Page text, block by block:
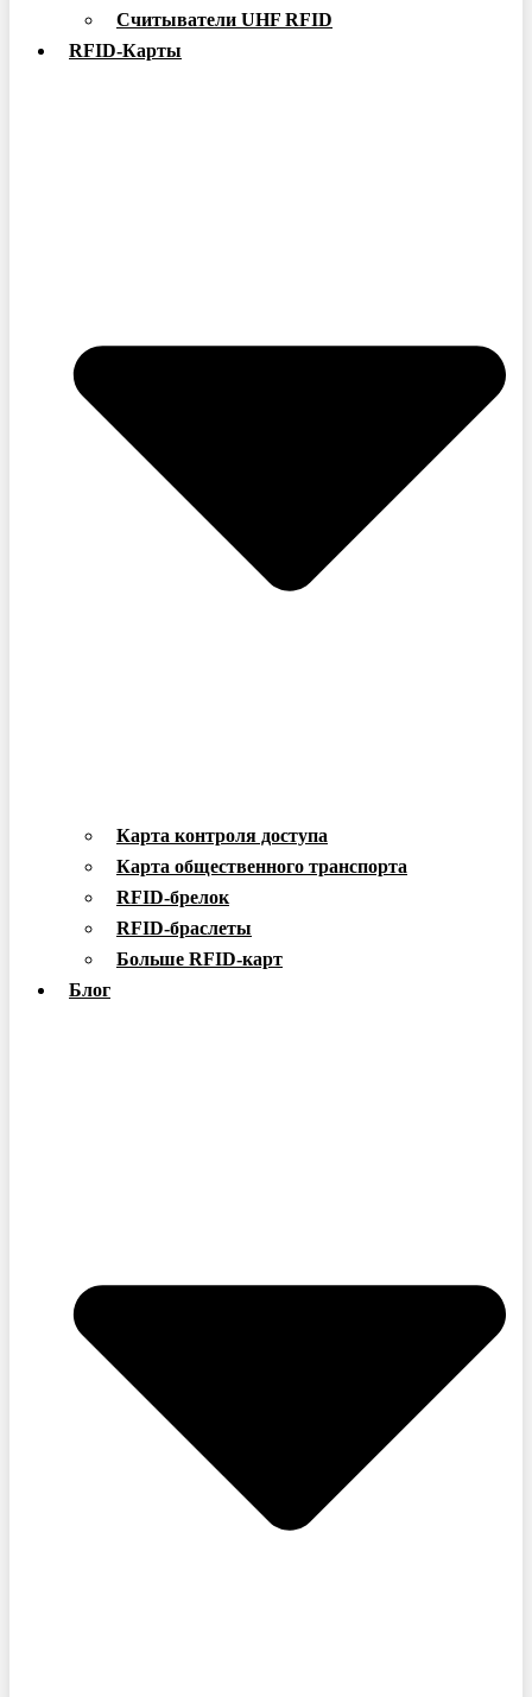
Считыватели UHF RFID
RFID-Карты
Карта контроля доступа
Карта общественного транспорта
RFID-брелок
RFID-браслеты
Больше RFID-карт
Блог